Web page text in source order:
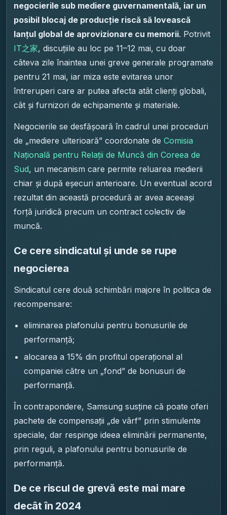
negocierile sub mediere guvernamentală, iar un
posibil blocaj de producție riscă să lovească
lanțul global de aprovizionare cu memorii. Potrivit
IT之家, discuțiile au loc pe 11–12 mai, cu doar
câteva zile înaintea unei greve generale programate
pentru 21 mai, iar miza este evitarea unor
întreruperi care ar putea afecta atât clienți globali,
cât și furnizori de echipamente și materiale.
Negocierile se desfășoară în cadrul unei proceduri
de „mediere ulterioară” coordonate de Comisia
Națională pentru Relații de Muncă din Coreea de
Sud, un mecanism care permite reluarea medierii
chiar și după eșecuri anterioare. Un eventual acord
rezultat din această procedură ar avea aceeași
forță juridică precum un contract colectiv de
muncă.
Ce cere sindicatul și unde se rupe
negocierea
Sindicatul cere două schimbări majore în politica de
recompensare:
eliminarea plafonului pentru bonusurile de
performanță;
alocarea a 15% din profitul operațional al
companiei către un „fond” de bonusuri de
performanță.
În contrapondere, Samsung susține că poate oferi
pachete de compensații „de vârf” prin stimulente
speciale, dar respinge ideea eliminării permanente,
prin reguli, a plafonului pentru bonusurile de
performanță.
De ce riscul de grevă este mai mare
decât în 2024